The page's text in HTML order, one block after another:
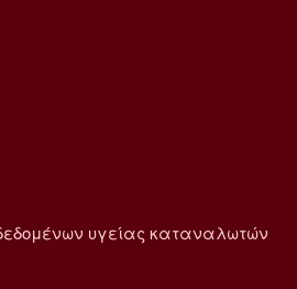
υγείας καταναλωτών